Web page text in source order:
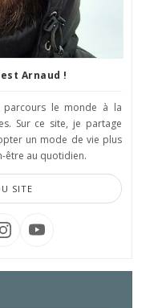
Arnaud !
le monde à la
Sur ce site, je partage
un mode de vie plus
être au quotidien.
SITE